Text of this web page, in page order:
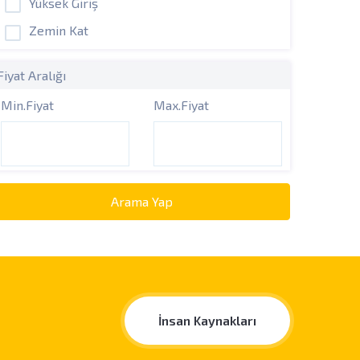
Yüksek Giriş
Zemin Kat
Aralığı
Min.Fiyat
Max.Fiyat
Arama Yap
İnsan Kaynakları